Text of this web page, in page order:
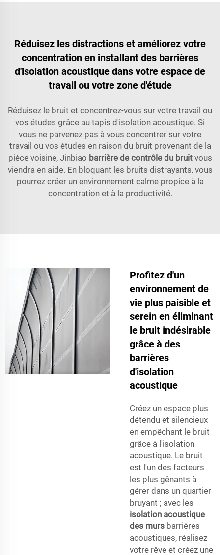
Réduisez les distractions et améliorez votre
concentration en installant des barrières
d'isolation acoustique dans votre espace de
travail ou votre zone d'étude
Réduisez le bruit et concentrez-vous sur votre travail ou
vos études grâce au tapis d'isolation acoustique. Si
vous ne parvenez pas à vous concentrer sur votre
travail ou vos études en raison du bruit provenant de la
pièce voisine, Jinbiao barrière de contrôle du bruit vous
viendra en aide. En bloquant les bruits distrayants, vous
pourrez créer un environnement calme propice à la
concentration et à la productivité.
Profitez d'un
environnement de
vie plus paisible et
serein en éliminant
le bruit indésirable
grâce à des
barrières
d'isolation
acoustique
Créez un espace plus
détendu et silencieux
en empêchant le bruit
grâce à l'isolation
acoustique. Le bruit
est l'un des facteurs
les plus gênants à
gérer dans un quartier
bruyant ; avec les
isolation acoustique
des murs barrières
acoustiques, réalisez
votre rêve et créez une